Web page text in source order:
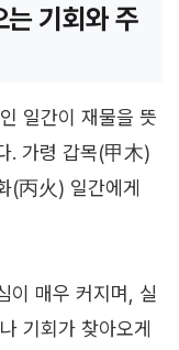
는 기회와 주
일간이 재물을 뜻
. 가령 갑목(甲木)
(丙火) 일간에게
이 매우 커지며, 실
기회가 찾아오게